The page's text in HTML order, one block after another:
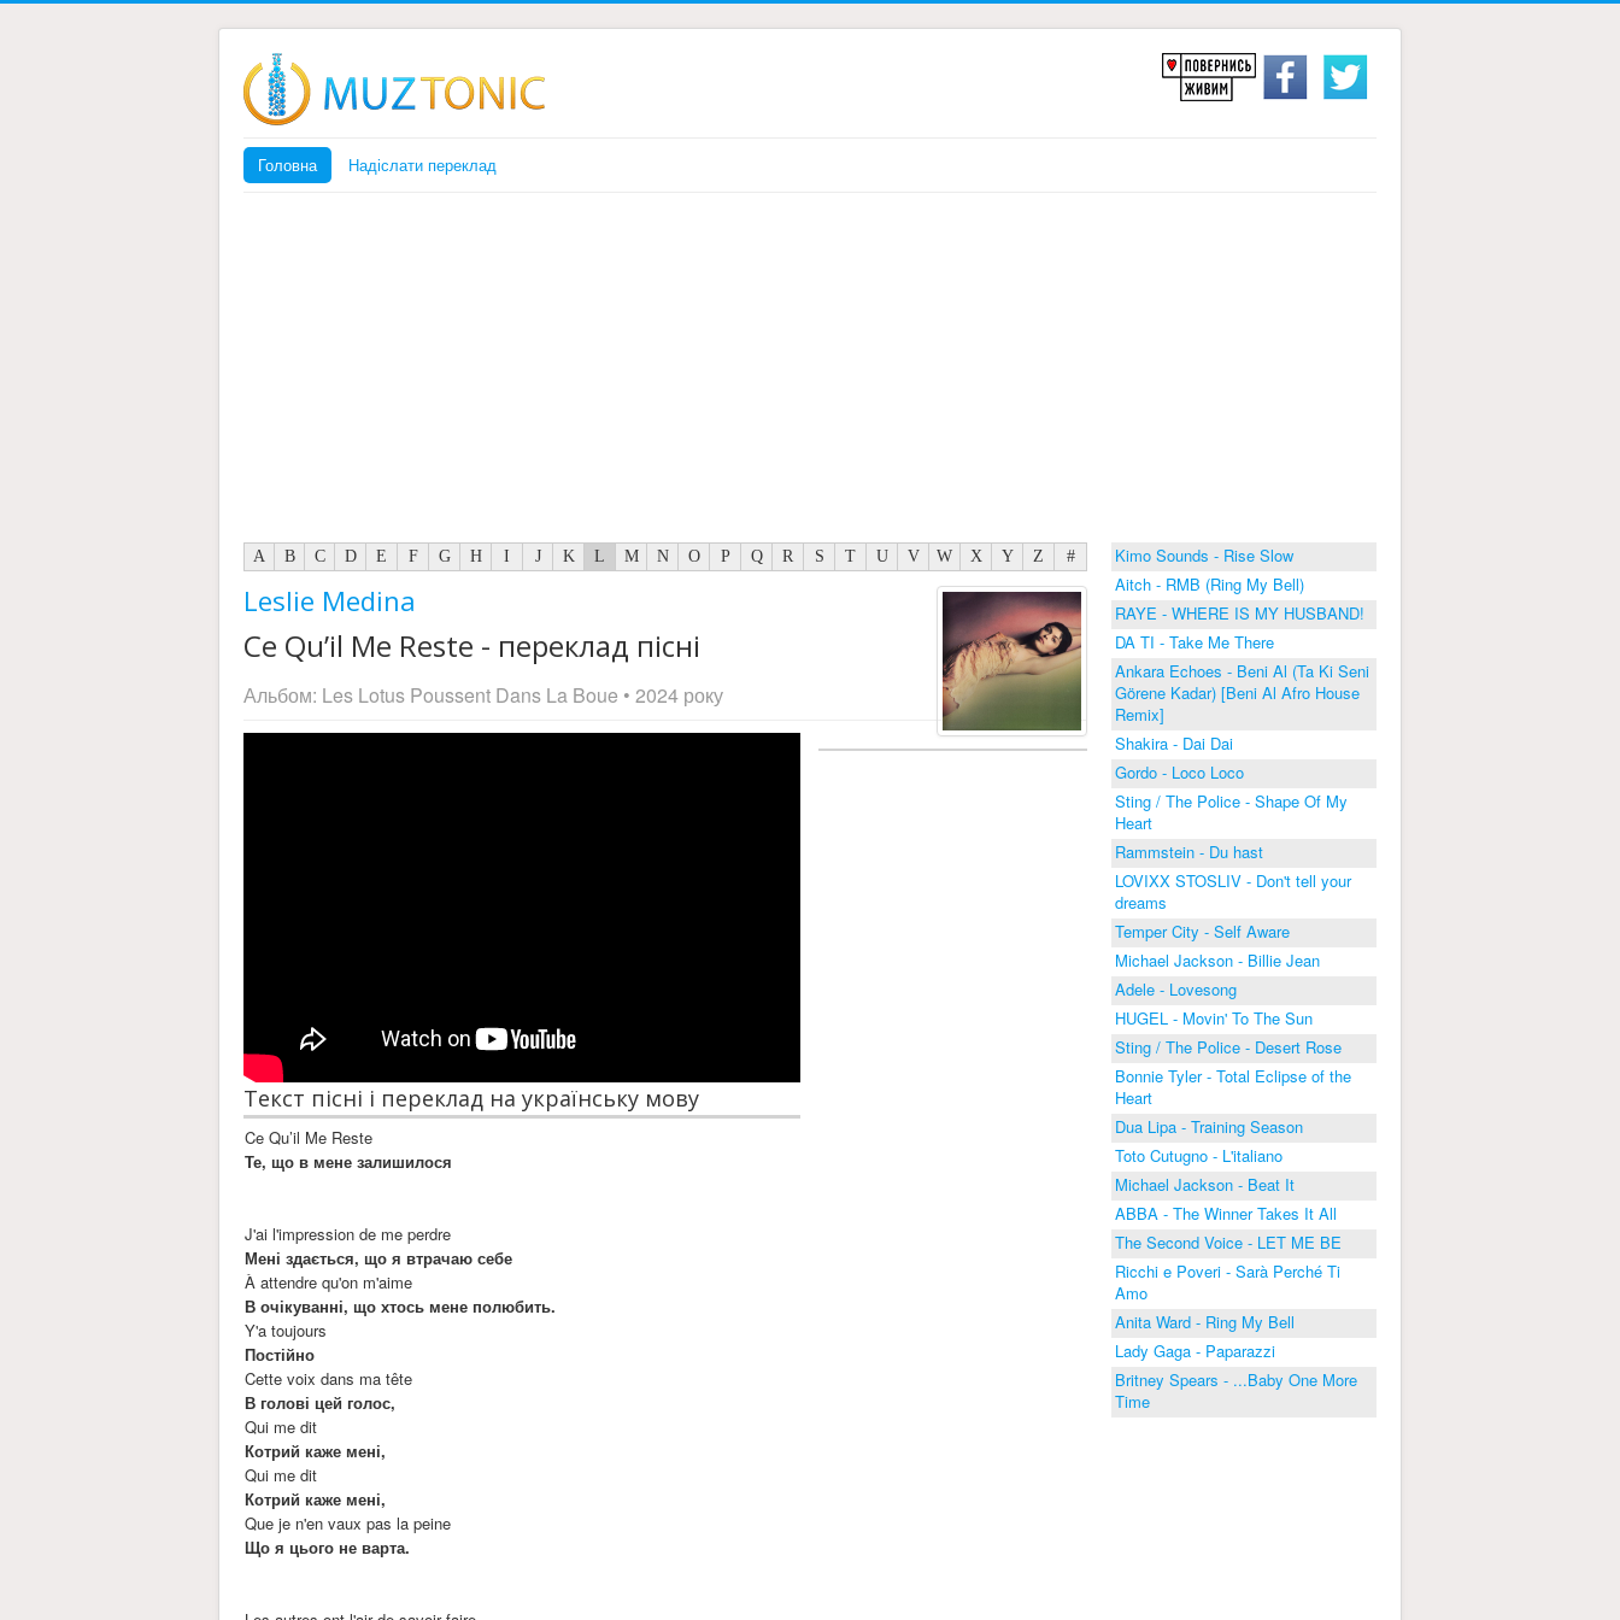
Головна Надіслати переклад
A B C D E F G H I J K L M N O P Q R S T U V W X Y Z #
Leslie Medina
Ce Qu’il Me Reste - переклад пісні
Альбом: Les Lotus Poussent Dans La Boue • 2024 року
Текст пісні і переклад на українську мову
Ce Qu’il Me Reste
Те, що в мене залишилося
J'ai l'impression de me perdre
Мені здається, що я втрачаю себе
À attendre qu'on m'aime
В очікуванні, що хтось мене полюбить.
Y'a toujours
Постійно
Cette voix dans ma tête
В голові цей голос,
Qui me dit
Котрий каже мені,
Qui me dit
Котрий каже мені,
Que je n'en vaux pas la peine
Що я цього не варта.
Kimo Sounds - Rise Slow
Aitch - RMB (Ring My Bell)
RAYE - WHERE IS MY HUSBAND!
DA TI - Take Me There
Ankara Echoes - Beni Al (Ta Ki Seni
Görene Kadar) [Beni Al Afro House
Remix]
Shakira - Dai Dai
Gordo - Loco Loco
Sting / The Police - Shape Of My
Heart
Rammstein - Du hast
LOVIXX STOSLIV - Don't tell your
dreams
Temper City - Self Aware
Michael Jackson - Billie Jean
Adele - Lovesong
HUGEL - Movin' To The Sun
Sting / The Police - Desert Rose
Bonnie Tyler - Total Eclipse of the
Heart
Dua Lipa - Training Season
Toto Cutugno - L'italiano
Michael Jackson - Beat It
ABBA - The Winner Takes It All
The Second Voice - LET ME BE
Ricchi e Poveri - Sarà Perché Ti
Amo
Anita Ward - Ring My Bell
Lady Gaga - Paparazzi
Britney Spears - ...Baby One More
Time